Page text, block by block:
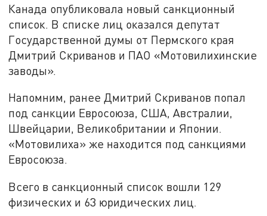
Канада опубликовала новый санкционный
список. В списке лиц оказался депутат
Государственной думы от Пермского края
Дмитрий Скриванов и ПАО «Мотовилихинские
заводы».
Напомним, ранее Дмитрий Скриванов попал
под санкции Евросоюза, США, Австралии,
Швейцарии, Великобритании и Японии.
«Мотовилиха» же находится под санкциями
Евросоюза.
Всего в санкционный список вошли 129
физических и 63 юридических лиц.